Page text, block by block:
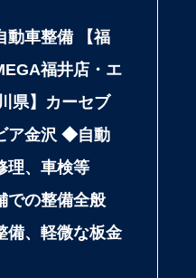
動車整備 【福
福井店・エ
県】カーセブ
ア金沢 ◆自動
理、車検等
の整備全般
、軽微な板金